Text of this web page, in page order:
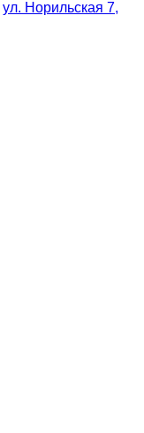
ул. Норильская 7,